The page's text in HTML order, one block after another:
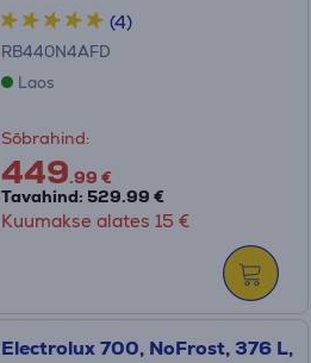
(4)
RB440N4AFD
Laos
Sõbrahind:
449.99 €
Tavahind: 529.99 €
Kuumakse alates 15 €
Electrolux 700, NoFrost, 376 L,